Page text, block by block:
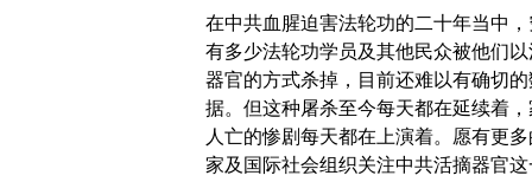
在中共血腥迫害法轮功的二十年当中，
有多少法轮功学员及其他民众被他们以
器官的方式杀掉，目前还难以有确切的
据。但这种屠杀至今每天都在延续着，
人亡的惨剧每天都在上演着。愿有更
家及国际社会组织关注中共活摘器官这